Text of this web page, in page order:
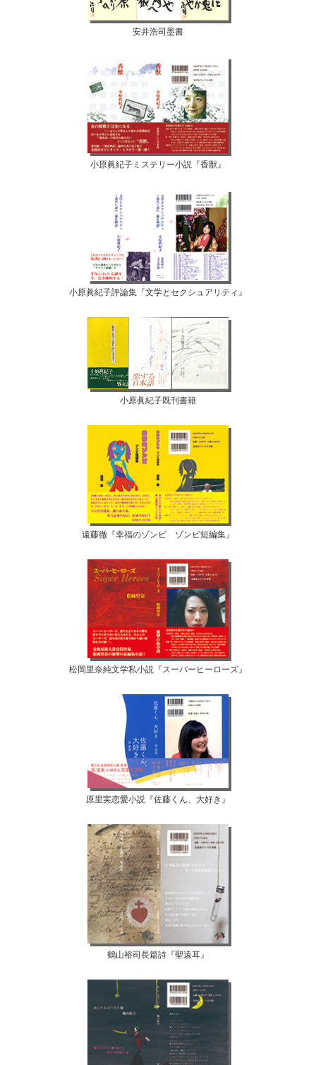
安井浩司墨書
小原眞紀子ミステリー小説『香獣』
小原眞紀子評論集『文学とセクシュアリティ』
小原眞紀子既刊書籍
遠藤徹『幸福のゾンビ ゾンビ短編集』
松岡里奈純文学私小説『スーパーヒーローズ』
原里実恋愛小説『佐藤くん、大好き』
鶴山裕司長篇詩『聖遠耳』